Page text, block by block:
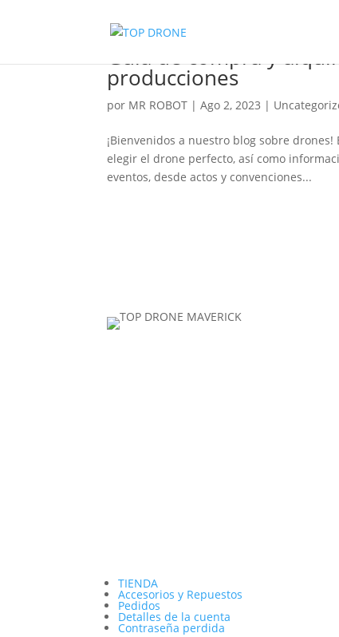
Guía de compra y
producciones
por MR ROBOT |Ago 2, 2023 |
¡Bienvenidos a nuestro blog sobre
elegir el drone perfecto, así como
eventos, desde actos y convenciones...
TIENDA
Accesorios y Repuestos
Pedidos
Detalles de la cuenta
Contraseña perdida